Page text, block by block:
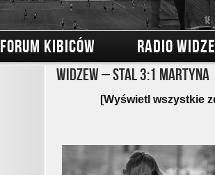
FORUM KIBICÓW RADIO
Widzew – Stal 3:1 Martyna
[Wyświetl wszystkie